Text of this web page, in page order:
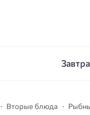
Вторые блюда